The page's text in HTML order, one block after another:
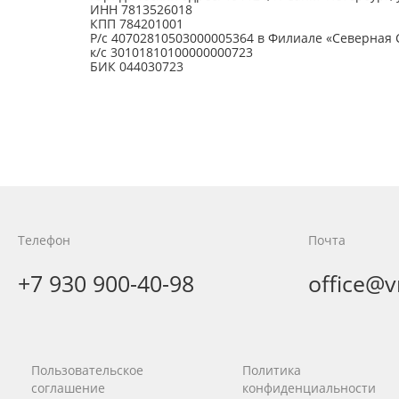
ИНН 7813526018
КПП 784201001
Р/с 40702810503000005364 в Филиале
к/с 30101810100000000723
БИК 044030723
Телефон
+7 930 900-40-98
Почта
Пользовательское
соглашение
Политика
конфиденциальности
Сохранение уникальной территории